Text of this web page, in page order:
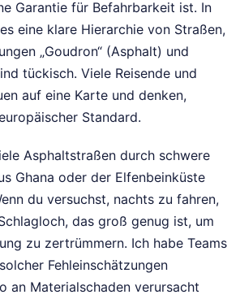
Garantie für Befahrbarkeit ist. In
eine klare Hierarchie von Straßen,
„Goudron“ (Asphalt) und
tückisch. Viele Reisende und
auf eine Karte und denken,
Standard.
Asphaltstraßen durch schwere
Ghana oder der Elfenbeinküste
du versuchst, nachts zu fahren,
das groß genug ist, um
zu zertrümmern. Ich habe Teams
Fehleinschätzungen
an Materialschaden verursacht